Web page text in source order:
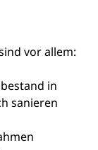
vor allem:
in
sanieren